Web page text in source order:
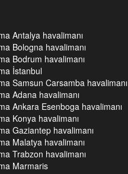
Antalya havalimanı
Bologna havalimanı
Bodrum havalimanı
İstanbul
Samsun Carsamba havalimanı
Adana havalimanı
Ankara Esenboga havalimanı
Konya havalimanı
Gaziantep havalimanı
Malatya havalimanı
Trabzon havalimanı
Marmaris